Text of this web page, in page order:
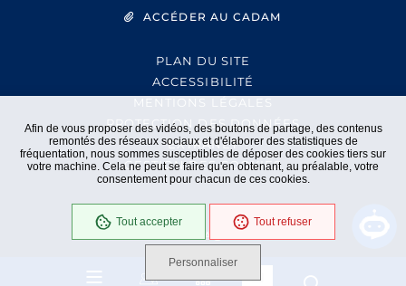
Afin de vous proposer des vidéos, des boutons de partage, des contenus
remontés des réseaux sociaux et d'élaborer des statistiques de
fréquentation, nous sommes susceptibles de déposer des cookies tiers sur
votre machine. Cela ne peut se faire qu'en obtenant, au préalable, votre
consentement pour chacun de ces cookies.
Tout accepter Tout refuser
Personnaliser
ACCÉDER AU CADAM
PLAN DU SITE
ACCESSIBILITÉ
MENTIONS LÉGALES
PROTECTION DES DONNÉES
EXTRANET
GESTION DES COOKIES
En cours